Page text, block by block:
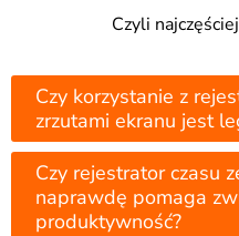
Czyli
Czy korzystanie z
zrzutami ekranu jest
Czy rejestrator czasu
naprawdę pomaga
produktywność?